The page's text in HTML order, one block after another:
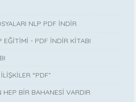
NLP PDF İNDİR
EĞİTİMİ - PDF İNDİR KİTABI
“PDF”
HEP BİR BAHANESİ VARDIR